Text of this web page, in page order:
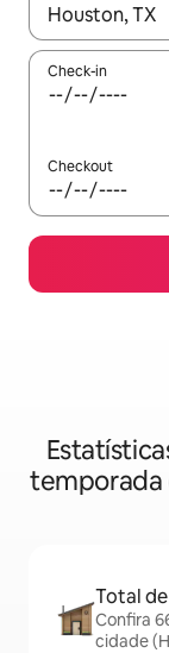
Quando os
Check-in
Checkout
temporada
Total
Confira
cidade